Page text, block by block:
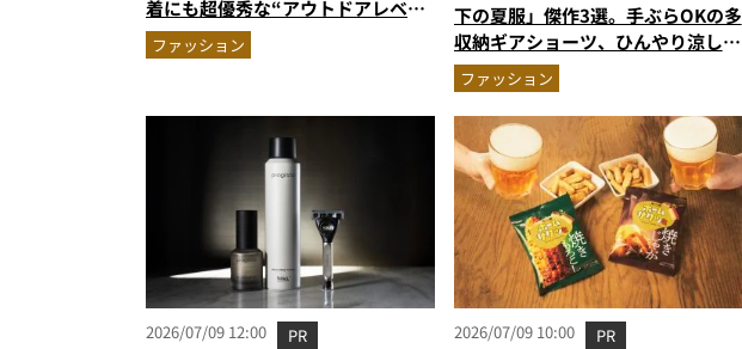
着にも超優秀な“アウトドアレベ
ル”の高機能ウエア2選を徹底解説
ファッション
下の夏服」傑作3選。手ぶらOKの多
収納ギアショーツ、ひんやり涼しい
パンツほか
ファッション
2026/07/09 12:00 PR 2026/07/09 10:00 PR